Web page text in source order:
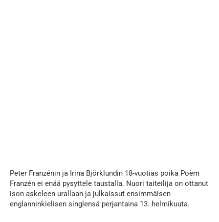
Peter Franzénin ja Irina Björklundin 18-vuotias poika Poèm
Franzén ei enää pysyttele taustalla. Nuori taiteilija on ottanut
ison askeleen urallaan ja julkaissut ensimmäisen
englanninkielisen singlensä perjantaina 13. helmikuuta.